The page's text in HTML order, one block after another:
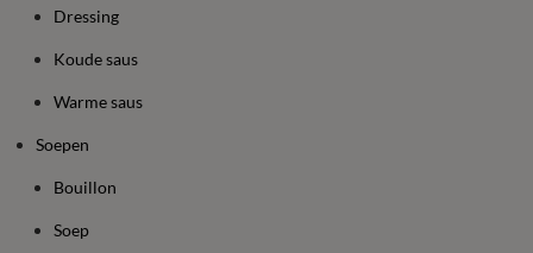
Dressing
Koude saus
Warme saus
Soepen
Bouillon
Soep